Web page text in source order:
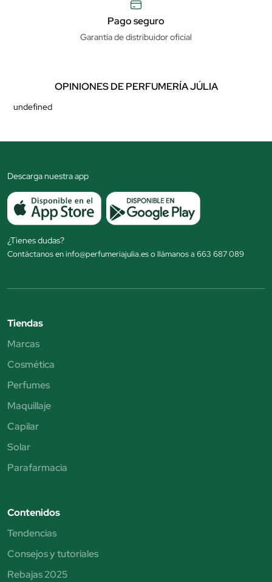
Pago seguro
Garantía de distribuidor oficial
OPINIONES DE PERFUMERÍA JÚLIA
undefined
Descarga nuestra app
¿Tienes dudas?
Contáctanos en info@perfumeriajulia.es o llámanos a 663 687 089
Tiendas
Marcas
Cosmética
Perfumes
Maquillaje
Capilar
Solar
Parafarmacia
Contenidos
Tendencias
Consejos y tutoriales
Rebajas 2025